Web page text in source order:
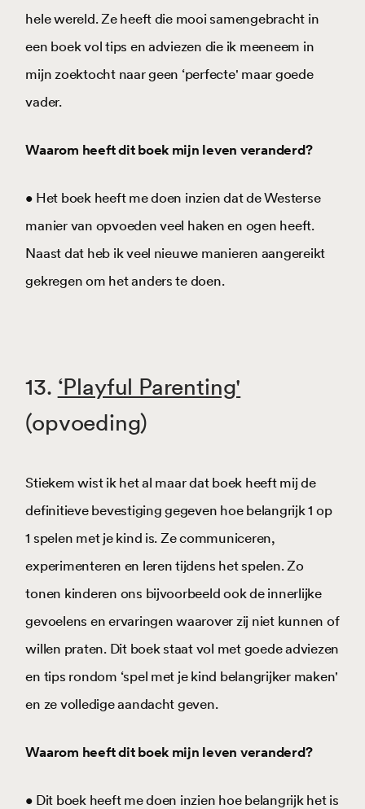
hele wereld. Ze heeft die mooi samengebracht in
een boek vol tips en adviezen die ik meeneem in
mijn zoektocht naar geen ‘perfecte' maar goede
vader.
Waarom heeft dit boek mijn leven veranderd?
• Het boek heeft me doen inzien dat de Westerse
manier van opvoeden veel haken en ogen heeft.
Naast dat heb ik veel nieuwe manieren aangereikt
gekregen om het anders te doen.
13. ‘Playful Parenting'
(opvoeding)
Stiekem wist ik het al maar dat boek heeft mij de
definitieve bevestiging gegeven hoe belangrijk 1 op
1 spelen met je kind is. Ze communiceren,
experimenteren en leren tijdens het spelen. Zo
tonen kinderen ons bijvoorbeeld ook de innerlijke
gevoelens en ervaringen waarover zij niet kunnen of
willen praten. Dit boek staat vol met goede adviezen
en tips rondom ‘spel met je kind belangrijker maken'
en ze volledige aandacht geven.
Waarom heeft dit boek mijn leven veranderd?
• Dit boek heeft me doen inzien hoe belangrijk het is